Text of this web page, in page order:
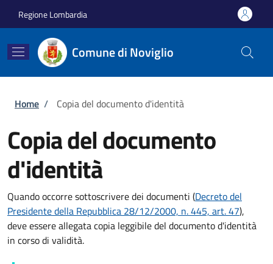
Regione Lombardia
Comune di Noviglio
Briciole di pane
Home / Copia del documento d'identità
Copia del documento
d'identità
Quando occorre sottoscrivere dei documenti (Decreto del
Presidente della Repubblica 28/12/2000, n. 445, art. 47),
deve essere allegata copia leggibile del documento d'identità
in corso di validità.